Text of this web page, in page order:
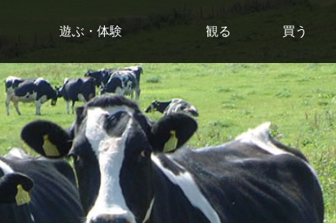
遊ぶ・体験 観る 買う